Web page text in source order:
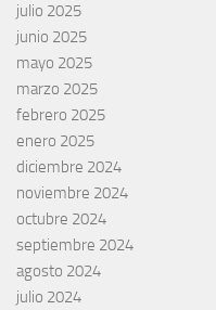
julio 2025
junio 2025
mayo 2025
marzo 2025
febrero 2025
enero 2025
diciembre 2024
noviembre 2024
octubre 2024
septiembre 2024
agosto 2024
julio 2024